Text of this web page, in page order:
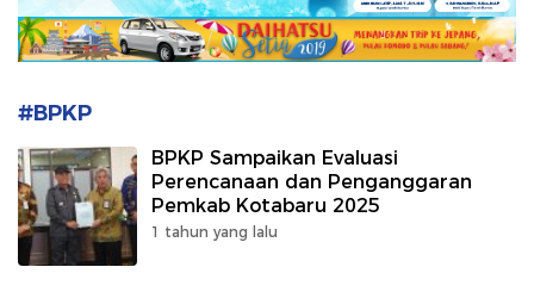
#BPKP
BPKP Sampaikan Evaluasi
Perencanaan dan Penganggaran
Pemkab Kotabaru 2025
1 tahun yang lalu